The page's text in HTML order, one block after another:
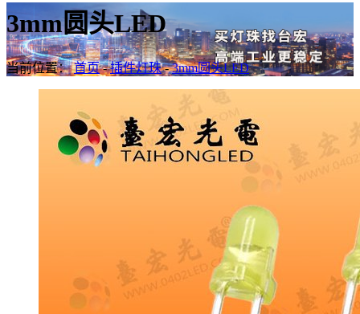
3mm圆头LED
当前位置：首页-插件灯珠-3mm圆头LED